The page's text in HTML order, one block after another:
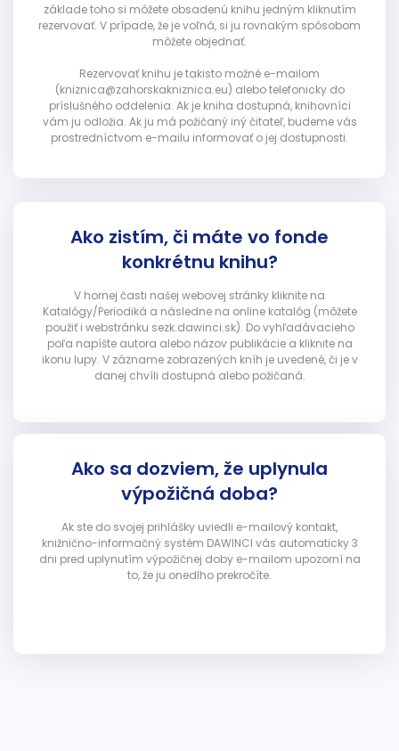
základe toho si môžete obsadenú knihu jedným kliknutím
rezervovať. V prípade, že je voľná, si ju rovnakým spôsobom
môžete objednať.
Rezervovať knihu je takisto možné e-mailom
(kniznica@zahorskakniznica.eu) alebo telefonicky do
príslušného oddelenia. Ak je kniha dostupná, knihovníci
vám ju odložia. Ak ju má požičaný iný čitateľ, budeme vás
prostredníctvom e-mailu informovať o jej dostupnosti.
Ako zistím, či máte vo fonde
konkrétnu knihu?
V hornej časti našej webovej stránky kliknite na
Katalógy/Periodiká a následne na online katalóg (môžete
použiť i webstránku sezk.dawinci.sk). Do vyhľadávacieho
poľa napíšte autora alebo názov publikácie a kliknite na
ikonu lupy. V zázname zobrazených kníh je uvedené, či je v
danej chvíli dostupná alebo požičaná.
Ako sa dozviem, že uplynula
výpožičná doba?
Ak ste do svojej prihlášky uviedli e-mailový kontakt,
knižnično-informačný systém DAWINCI vás automaticky 3
dni pred uplynutím výpožičnej doby e-mailom upozorní na
to, že ju onedlho prekročíte.